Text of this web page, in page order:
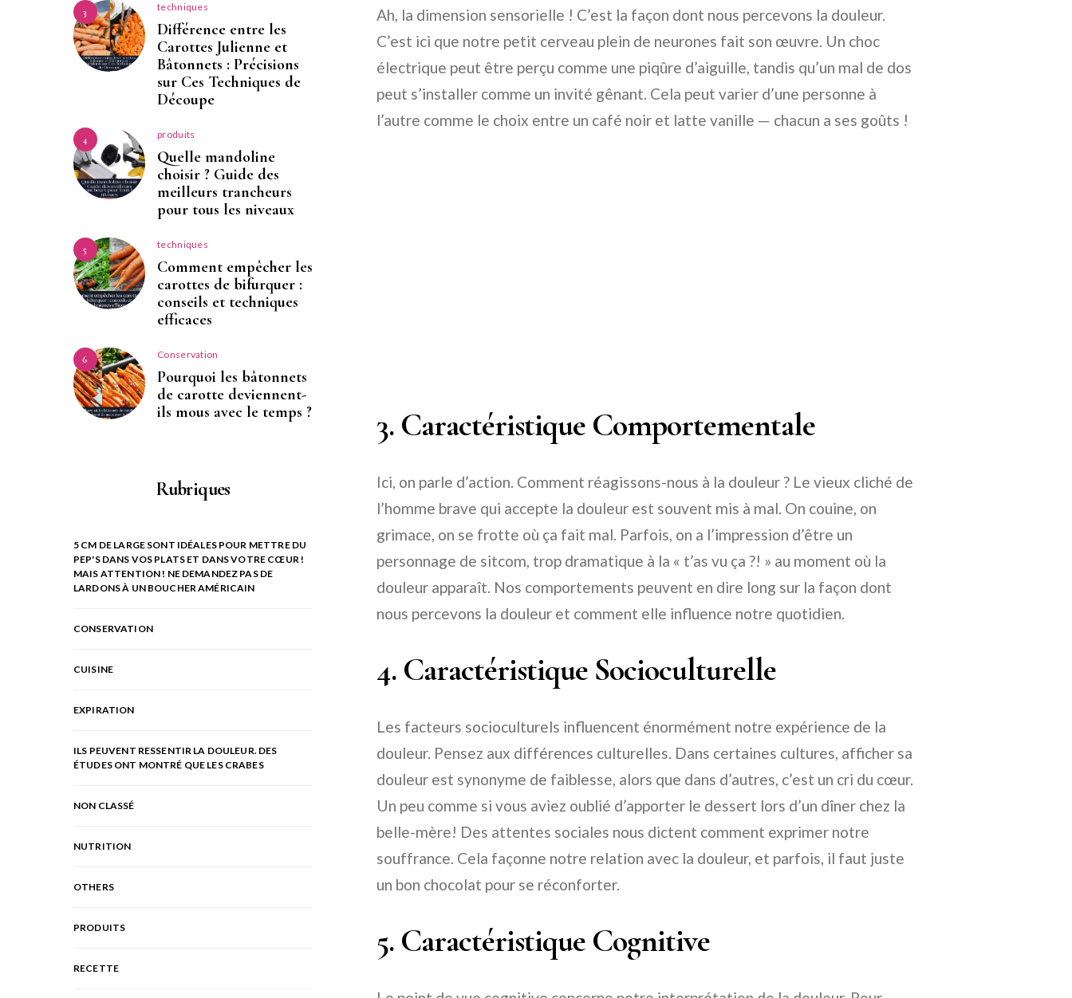
Ah, la dimension sensorielle ! C’est la façon dont nous percevons la douleur.
C’est ici que notre petit cerveau plein de neurones fait son œuvre. Un choc
électrique peut être perçu comme une piqûre d’aiguille, tandis qu’un mal de dos
peut s’installer comme un invité gênant. Cela peut varier d’une personne à
l’autre comme le choix entre un café noir et latte vanille — chacun a ses goûts !
3. Caractéristique Comportementale
Ici, on parle d’action. Comment réagissons-nous à la douleur ? Le vieux cliché de
l’homme brave qui accepte la douleur est souvent mis à mal. On couine, on
grimace, on se frotte où ça fait mal. Parfois, on a l’impression d’être un
personnage de sitcom, trop dramatique à la « t’as vu ça ?! » au moment où la
douleur apparaît. Nos comportements peuvent en dire long sur la façon dont
nous percevons la douleur et comment elle influence notre quotidien.
4. Caractéristique Socioculturelle
Les facteurs socioculturels influencent énormément notre expérience de la
douleur. Pensez aux différences culturelles. Dans certaines cultures, afficher sa
douleur est synonyme de faiblesse, alors que dans d’autres, c’est un cri du cœur.
Un peu comme si vous aviez oublié d’apporter le dessert lors d’un dîner chez la
belle-mère! Des attentes sociales nous dictent comment exprimer notre
souffrance. Cela façonne notre relation avec la douleur, et parfois, il faut juste
un bon chocolat pour se réconforter.
5. Caractéristique Cognitive
3 techniques
Différence entre les
Carottes Julienne et
Bâtonnets : Précisions
sur Ces Techniques de
Découpe
4 produits
Quelle mandoline
choisir ? Guide des
meilleurs trancheurs
pour tous les niveaux
5 techniques
Comment empêcher les
carottes de bifurquer :
conseils et techniques
efficaces
6 Conservation
Pourquoi les bâtonnets
de carotte deviennent-
ils mous avec le temps ?
Rubriques
5 CM DE LARGE SONT IDÉALES POUR METTRE DU
PEP'S DANS VOS PLATS ET DANS VOTRE CŒUR !
MAIS ATTENTION ! NE DEMANDEZ PAS DE
LARDONS À UN BOUCHER AMÉRICAIN
CONSERVATION
CUISINE
EXPIRATION
ILS PEUVENT RESSENTIR LA DOULEUR. DES
ÉTUDES ONT MONTRÉ QUE LES CRABES
NON CLASSÉ
NUTRITION
OTHERS
PRODUITS
RECETTE